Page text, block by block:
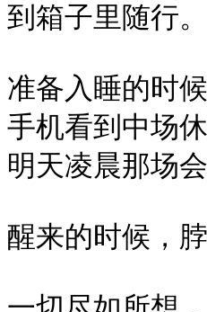
到箱子里随行
准备入睡的时
手机看到中场
明天凌晨那场
醒来的时候，